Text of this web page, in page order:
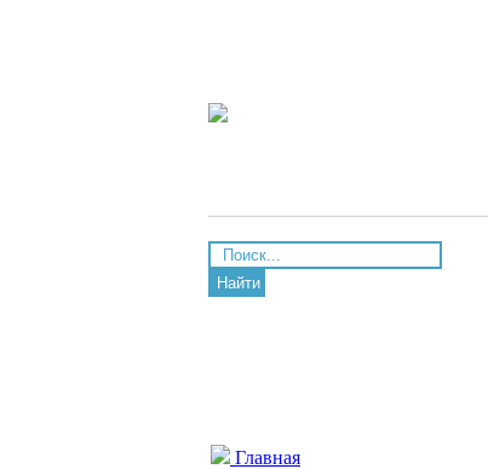
Найти
Главная